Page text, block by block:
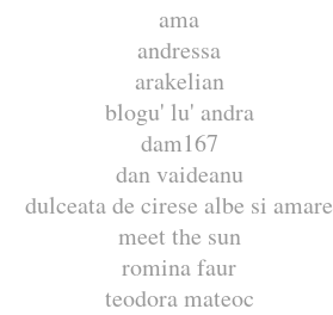
ama
andressa
arakelian
blogu' lu' andra
dam167
dan vaideanu
dulceata de cirese albe si amare
meet the sun
romina faur
teodora mateoc